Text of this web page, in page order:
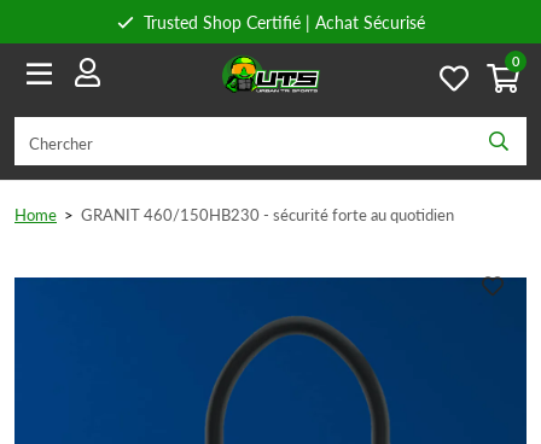
Trusted Shop Certifié | Achat Sécurisé
Conseils personnels
0
Home > GRANIT 460/150HB230 - sécurité forte au quotidien